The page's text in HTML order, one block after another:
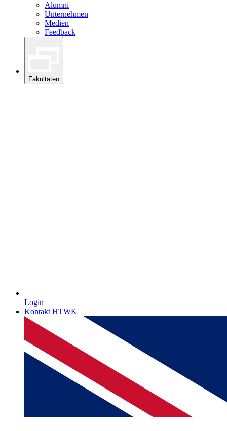
Alumni
Unternehmen
Medien
Feedback
Fakultäten
Login
Kontakt HTWK